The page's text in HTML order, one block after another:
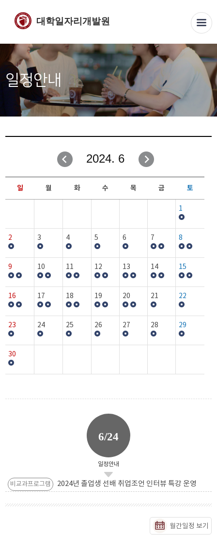
대학일자리개발원
일정안내
2024. 6
일 월 화 수 목 금 토
1
2 3 4 5 6 7 8
9 10 11 12 13 14 15
16 17 18 19 20 21 22
23 24 25 26 27 28 29
30
6/24
일정안내
비교과프로그램 2024년 졸업생 선배 취업조언 인터뷰 특강 운영
월간일정 보기